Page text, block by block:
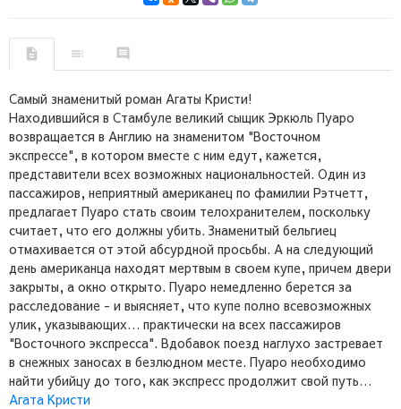
Самый знаменитый роман Агаты Кристи!
Находившийся в Стамбуле великий сыщик Эркюль Пуаро
возвращается в Англию на знаменитом "Восточном
экспрессе", в котором вместе с ним едут, кажется,
представители всех возможных национальностей. Один из
пассажиров, неприятный американец по фамилии Рэтчетт,
предлагает Пуаро стать своим телохранителем, поскольку
считает, что его должны убить. Знаменитый бельгиец
отмахивается от этой абсурдной просьбы. А на следующий
день американца находят мертвым в своем купе, причем двери
закрыты, а окно открыто. Пуаро немедленно берется за
расследование - и выясняет, что купе полно всевозможных
улик, указывающих… практически на всех пассажиров
"Восточного экспресса". Вдобавок поезд наглухо застревает
в снежных заносах в безлюдном месте. Пуаро необходимо
найти убийцу до того, как экспресс продолжит свой путь…
Агата Кристи